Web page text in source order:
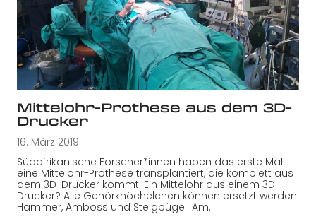
Mittelohr-Prothese aus dem 3D-
Drucker
16. März 2019
Südafrikanische Forscher*innen haben das erste Mal
eine Mittelohr-Prothese transplantiert, die komplett aus
dem 3D-Drucker kommt. Ein Mittelohr aus einem 3D-
Drucker? Alle Gehörknöchelchen können ersetzt werden:
Hammer, Amboss und Steigbügel. Am…